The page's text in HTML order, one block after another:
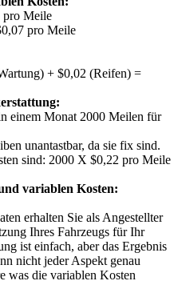
pro Meile
pro Meile
+ $0,02 (Reifen) =
einem Monat 2000 Meilen für
unantastbar, da sie fix sind.
sind: 2000 X $0,22 pro Meile
variablen Kosten:
erhalten Sie als Angestellter
Ihres Fahrzeugs für Ihr
ist einfach, aber das Ergebnis
nicht jeder Aspekt genau
was die variablen Kosten